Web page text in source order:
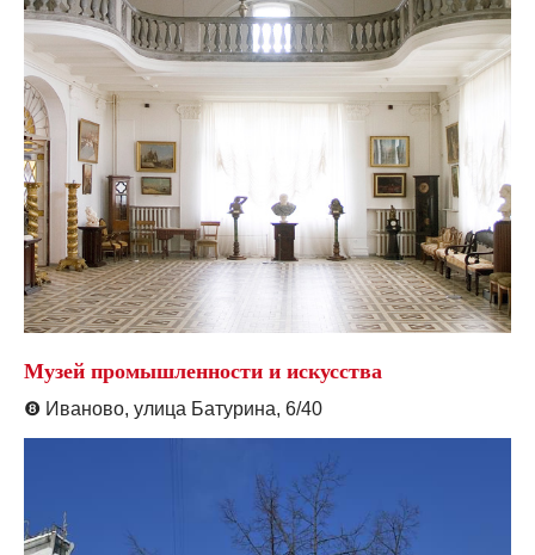
Музей промышленности и искусства
❽ Иваново, улица Батурина, 6/40